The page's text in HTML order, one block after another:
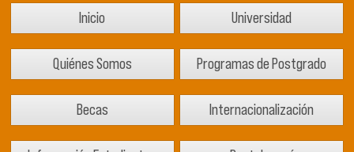
Inicio Universidad
Quiénes Somos Programas de Postgrado
Becas Internacionalización
Soporte Informático Segic: (562) 718 02 25